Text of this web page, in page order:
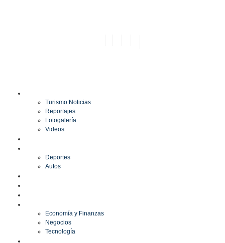
Turismo Noticias
Reportajes
Fotogalería
Videos
Deportes
Autos
Economía y Finanzas
Negocios
Tecnología